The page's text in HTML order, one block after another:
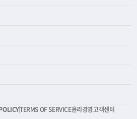
TERMS OF SERVICE윤리경영고객센터